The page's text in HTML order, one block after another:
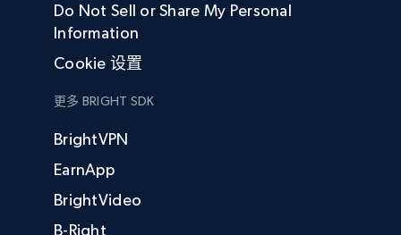
Do Not Sell or Share My Personal
Information
Cookie 设置
更多 BRIGHT SDK
BrightVPN
EarnApp
BrightVideo
B-Right